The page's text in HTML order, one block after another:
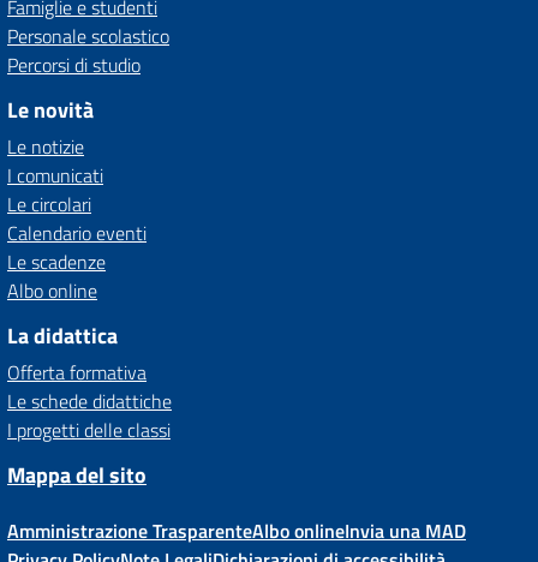
Famiglie e studenti
Personale scolastico
Percorsi di studio
Le novità
Le notizie
I comunicati
Le circolari
Calendario eventi
Le scadenze
Albo online
La didattica
Offerta formativa
Le schede didattiche
I progetti delle classi
Mappa del sito
Amministrazione TrasparenteAlbo onlineInvia una MAD